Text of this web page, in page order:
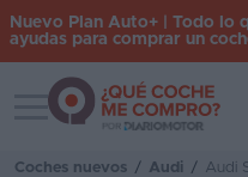
Iniciar
Nuevo Plan Auto+ | Todo lo
ayudas para comprar un
Toggle navigation
Coches nuevos / Audi / Audi